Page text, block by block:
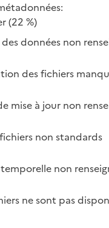
(22 %)
données non
des fichiers
mise à jour non
non standards
non
ne sont pas